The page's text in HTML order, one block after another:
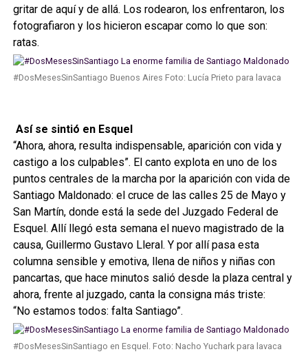
gritar de aquí y de allá. Los rodearon, los enfrentaron, los
fotografiaron y los hicieron escapar como lo que son:
ratas.
#DosMesesSinSantiago Buenos Aires Foto: Lucía Prieto para lavaca
Así se sintió en Esquel
“Ahora, ahora, resulta indispensable, aparición con vida y
castigo a los culpables”. El canto explota en uno de los
puntos centrales de la marcha por la aparición con vida de
Santiago Maldonado: el cruce de las calles 25 de Mayo y
San Martín, donde está la sede del Juzgado Federal de
Esquel. Allí llegó esta semana el nuevo magistrado de la
causa, Guillermo Gustavo Lleral. Y por allí pasa esta
columna sensible y emotiva, llena de niños y niñas con
pancartas, que hace minutos salió desde la plaza central y
ahora, frente al juzgado, canta la consigna más triste:
“No estamos todos: falta Santiago”.
#DosMesesSinSantiago en Esquel. Foto: Nacho Yuchark para lavaca